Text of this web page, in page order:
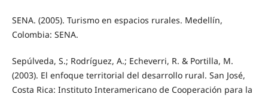
SENA. (2005). Turismo en espacios rurales. Medellín,
Colombia: SENA.
Sepúlveda, S.; Rodríguez, A.; Echeverri, R. & Portilla, M.
(2003). El enfoque territorial del desarrollo rural. San José,
Costa Rica: Instituto Interamericano de Cooperación para la